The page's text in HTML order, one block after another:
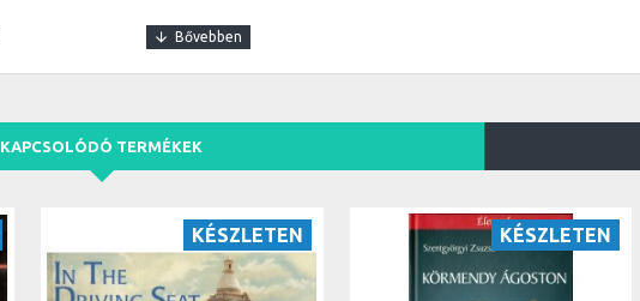
KAPCSOLÓDÓ TERMÉKEK
KÉSZLETEN KÉSZLETEN